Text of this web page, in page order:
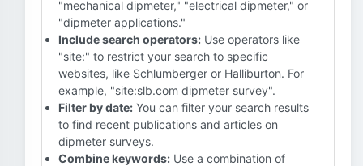
"mechanical dipmeter," "electrical dipmeter," or
"dipmeter applications."
Include search operators: Use operators like
"site:" to restrict your search to specific
websites, like Schlumberger or Halliburton. For
example, "site:slb.com dipmeter survey".
Filter by date: You can filter your search results
to find recent publications and articles on
dipmeter surveys.
Combine keywords: Use a combination of